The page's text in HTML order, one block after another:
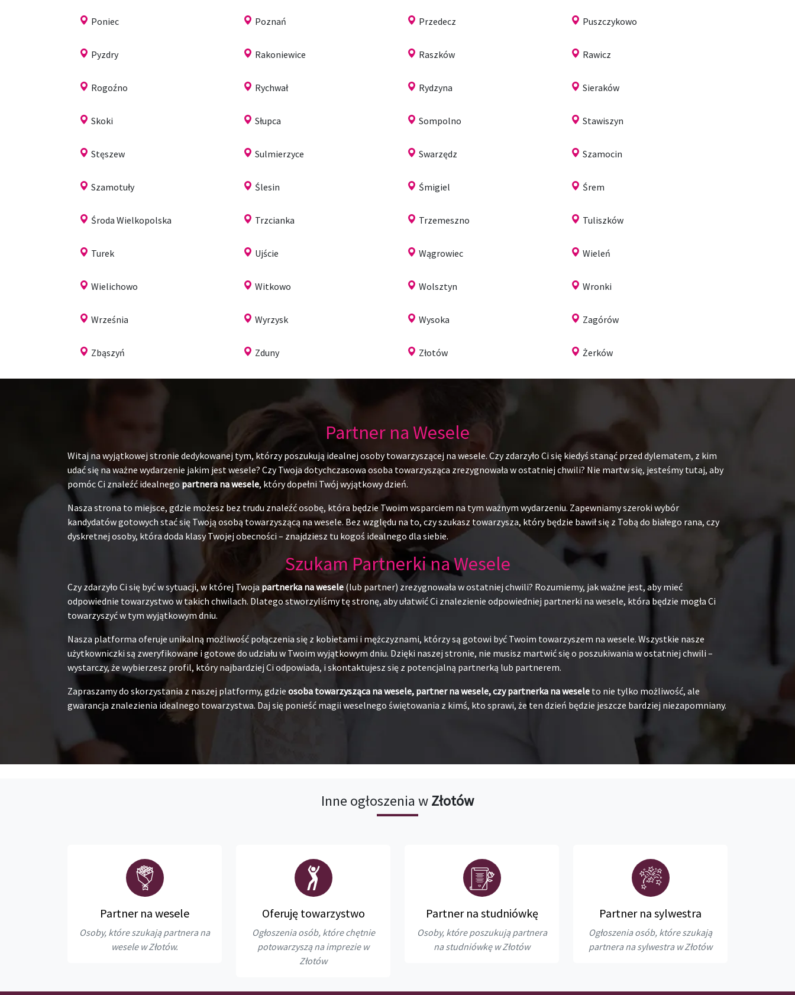
Poniec Poznań Przedecz Puszczykowo
Pyzdry Rakoniewice Raszków Rawicz
Rogoźno Rychwał Rydzyna Sieraków
Skoki Słupca Sompolno Stawiszyn
Stęszew Sulmierzyce Swarzędz Szamocin
Szamotuły Ślesin Śmigiel Śrem
Środa Wielkopolska Trzcianka Trzemeszno Tuliszków
Turek Ujście Wągrowiec Wieleń
Wielichowo Witkowo Wolsztyn Wronki
Września Wyrzysk Wysoka Zagórów
Zbąszyń Zduny Złotów Żerków
Partner na Wesele
Witaj na wyjątkowej stronie dedykowanej tym, którzy poszukują idealnej osoby towarzyszącej na wesele. Czy zdarzyło Ci się kiedyś stanąć przed dylematem, z kim
udać się na ważne wydarzenie jakim jest wesele? Czy Twoja dotychczasowa osoba towarzysząca zrezygnowała w ostatniej chwili? Nie martw się, jesteśmy tutaj, aby
pomóc Ci znaleźć idealnegopartnera na wesele, który dopełni Twój wyjątkowy dzień.
Nasza strona to miejsce, gdzie możesz bez trudu znaleźć osobę, która będzie Twoim wsparciem na tym ważnym wydarzeniu. Zapewniamy szeroki wybór
kandydatów gotowych stać się Twoją osobą towarzyszącą na wesele. Bez względu na to, czy szukasz towarzysza, który będzie bawił się z Tobą do białego rana, czy
dyskretnej osoby, która doda klasy Twojej obecności – znajdziesz tu kogoś idealnego dla siebie.
Szukam Partnerki na Wesele
Czy zdarzyło Ci się być w sytuacji, w której Twoja partnerka na wesele (lub partner) zrezygnowała w ostatniej chwili? Rozumiemy, jak ważne jest, aby mieć
odpowiednie towarzystwo w takich chwilach. Dlatego stworzyliśmy tę stronę, aby ułatwić Ci znalezienie odpowiedniej partnerki na wesele, która będzie mogła Ci
towarzyszyć w tym wyjątkowym dniu.
Nasza platforma oferuje unikalną możliwość połączenia się z kobietami i mężczyznami, którzy są gotowi być Twoim towarzyszem na wesele. Wszystkie nasze
użytkowniczki są zweryfikowane i gotowe do udziału w Twoim wyjątkowym dniu. Dzięki naszej stronie, nie musisz martwić się o poszukiwania w ostatniej chwili –
wystarczy, że wybierzesz profil, który najbardziej Ci odpowiada, i skontaktujesz się z potencjalną partnerką lub partnerem.
Zapraszamy do skorzystania z naszej platformy, gdzie osoba towarzysząca na wesele, partner na wesele, czy partnerka na wesele to nie tylko możliwość, ale
gwarancja znalezienia idealnego towarzystwa. Daj się ponieść magii weselnego świętowania z kimś, kto sprawi, że ten dzień będzie jeszcze bardziej niezapomniany.
Inne ogłoszenia wZłotów
Partner na wesele
Osoby, które szukają partnera na
wesele w Złotów.
Oferuję towarzystwo
Ogłoszenia osób, które chętnie
potowarzyszą na imprezie w
Złotów
Partner na studniówkę
Osoby, które poszukują partnera
na studniówkę w Złotów
Partner na sylwestra
Ogłoszenia osób, które szukają
partnera na sylwestra w Złotów